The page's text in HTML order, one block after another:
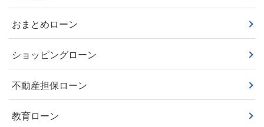
おまとめローン
ショッピングローン
不動産担保ローン
教育ローン